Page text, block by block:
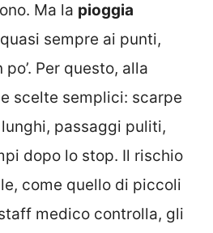
Ma la pioggia
sempre ai punti,
Per questo, alla
scelte semplici: scarpe
passaggi puliti,
dopo lo stop. Il rischio
come quello di piccoli
medico controlla, gli